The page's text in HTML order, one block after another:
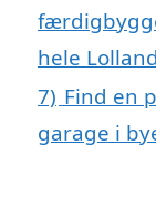
hele
7) Find en
garage i